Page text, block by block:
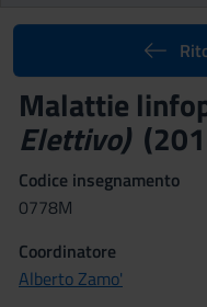
Malattie
Elettivo)
Codice insegnamento
0778M
Coordinatore
Alberto Zamo'